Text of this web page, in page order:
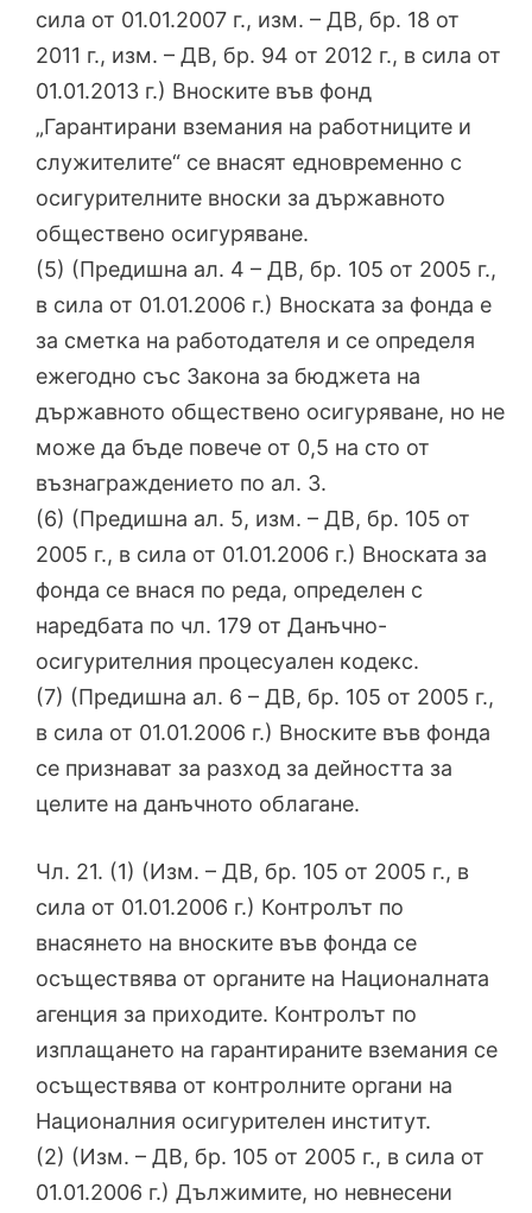
сила от 01.01.2007 г., изм. – ДВ, бр. 18 от
2011 г., изм. – ДВ, бр. 94 от 2012 г., в сила от
01.01.2013 г.) Вноските във фонд
„Гарантирани вземания на работниците и
служителите“ се внасят едновременно с
осигурителните вноски за държавното
обществено осигуряване.
(5) (Предишна ал. 4 – ДВ, бр. 105 от 2005 г.,
в сила от 01.01.2006 г.) Вноската за фонда е
за сметка на работодателя и се определя
ежегодно със Закона за бюджета на
държавното обществено осигуряване, но не
може да бъде повече от 0,5 на сто от
възнаграждението по ал. 3.
(6) (Предишна ал. 5, изм. – ДВ, бр. 105 от
2005 г., в сила от 01.01.2006 г.) Вноската за
фонда се внася по реда, определен с
наредбата по чл. 179 от Данъчно-
осигурителния процесуален кодекс.
(7) (Предишна ал. 6 – ДВ, бр. 105 от 2005 г.,
в сила от 01.01.2006 г.) Вноските във фонда
се признават за разход за дейността за
целите на данъчното облагане.
Чл. 21. (1) (Изм. – ДВ, бр. 105 от 2005 г., в
сила от 01.01.2006 г.) Контролът по
внасянето на вноските във фонда се
осъществява от органите на Националната
агенция за приходите. Контролът по
изплащането на гарантираните вземания се
осъществява от контролните органи на
Националния осигурителен институт.
(2) (Изм. – ДВ, бр. 105 от 2005 г., в сила от
01.01.2006 г.) Дължимите, но невнесени